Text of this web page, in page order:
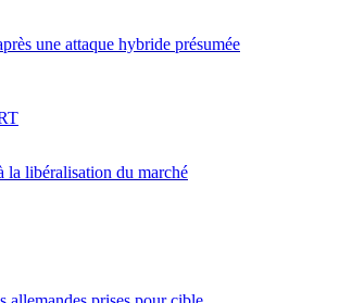
une attaque hybride présumée
la libéralisation du marché